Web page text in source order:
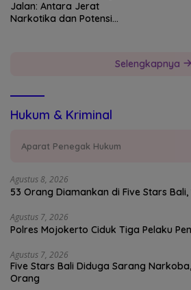
Jalan: Antara Jerat
Narkotika dan Potensi
Selengkapnya
Hukum & Kriminal
Aparat Penegak Hukum
Agustus 8, 2026
53 Orang Diamankan di Five Stars Bali,
Agustus 7, 2026
Polres Mojokerto Ciduk Tiga Pelaku
Agustus 7, 2026
Five Stars Bali Diduga Sarang
Orang